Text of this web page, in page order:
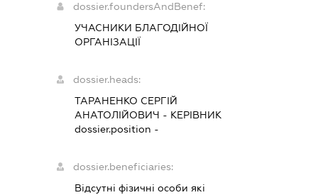
dossier.foundersAndBenef:
УЧАСНИКИ БЛАГОДІЙНОЇ
ОРГАНІЗАЦІЇ
dossier.heads:
ТАРАНЕНКО СЕРГІЙ
АНАТОЛІЙОВИЧ - КЕРІВНИК
dossier.position -
dossier.beneficiaries:
Відсутні фізичні особи які